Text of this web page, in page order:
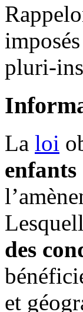
pluri-
La loi
des
et